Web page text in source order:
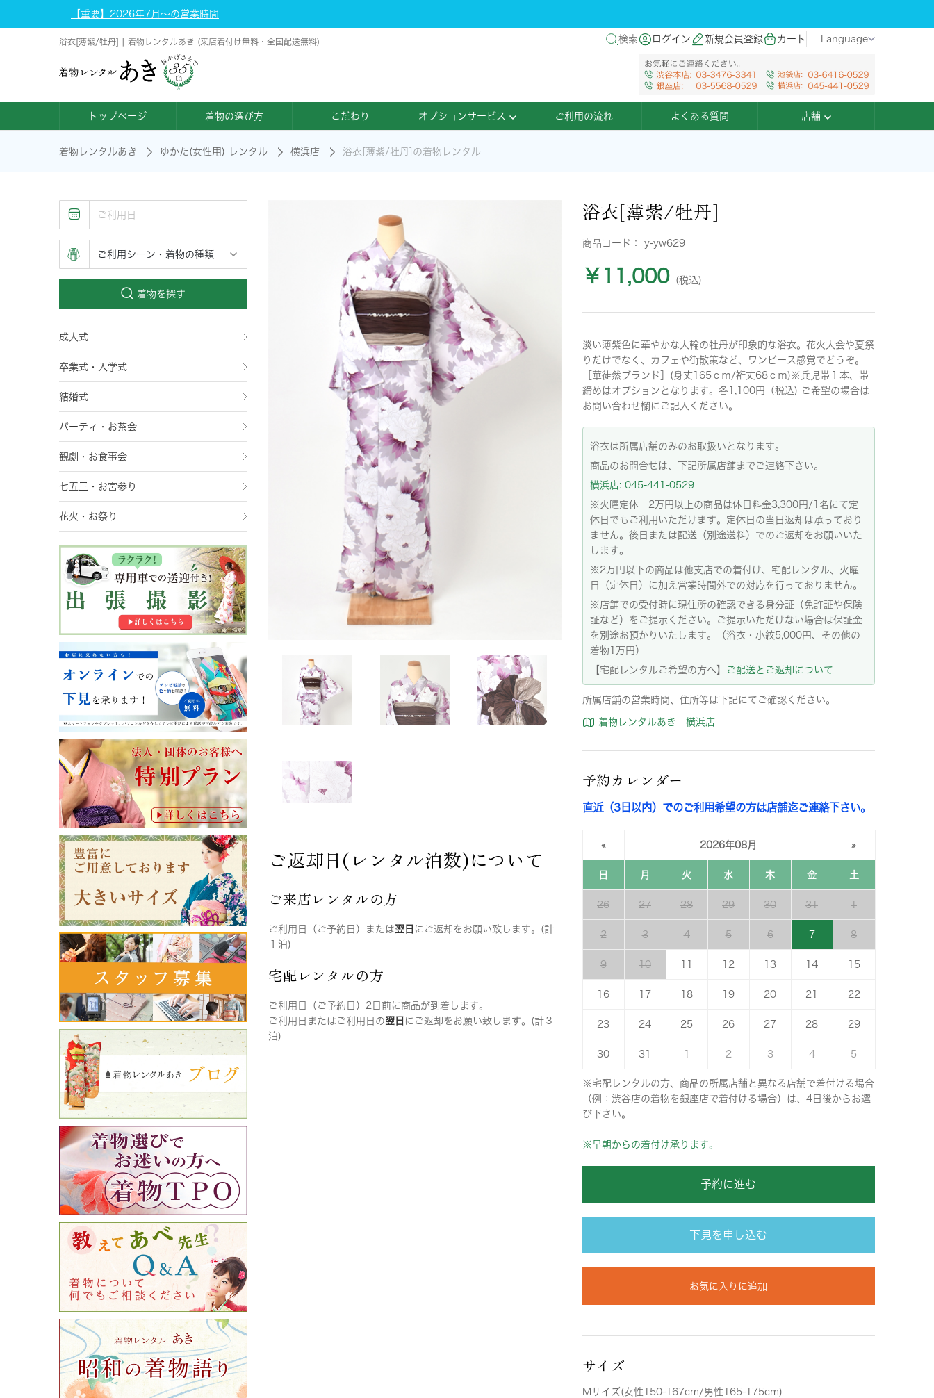
【重要】2026年7月～の営業時間
浴衣[薄紫/牡丹] | 着物レンタルあき (来店着付け無料・全国配送無料) 検索 ログイン 新規会員登録 カート Language
トップページ 着物の選び方 こだわり オプションサービス ご利用の流れ よくある質問 店舗
着物レンタルあき ゆかた(女性用) レンタル 横浜店 浴衣[薄紫/牡丹]の着物レンタル
着物を探す
成人式
卒業式・入学式
結婚式
パーティ・お茶会
観劇・お食事会
七五三・お宮参り
花火・お祭り
ご返却日(レンタル泊数)について
ご来店レンタルの方
ご利用日（ご予約日）または翌日 にご返却をお願い致します。(計
１泊)
宅配レンタルの方
ご利用日（ご予約日）2日前に商品が到着します。
ご利用日またはご利用日の翌日 にご返却をお願い致します。(計３
泊)
浴衣[薄紫/牡丹]
商品コード： y-yw629
￥11,000 (税込)
淡い薄紫色に華やかな大輪の牡丹が印象的な浴衣。花火大会や夏祭
りだけでなく、カフェや街散策など、ワンピース感覚でどうぞ。
［華徒然ブランド］(身丈165ｃｍ/裄丈68ｃｍ)※兵児帯１本、帯
締めはオプションとなります。各1,100円（税込) ご希望の場合は
お問い合わせ欄にご記入ください。
浴衣は所属店舗のみのお取扱いとなります。
商品のお問合せは、下記所属店舗までご連絡下さい。
横浜店: 045-441-0529
※火曜定休 2万円以上の商品は休日料金3,300円/1名にて定
休日でもご利用いただけます。定休日の当日返却は承っており
ません。後日または配送（別途送料）でのご返却をお願いいた
します。
※2万円以下の商品は他支店での着付け、宅配レンタル、火曜
日（定休日）に加え営業時間外での対応を行っておりません。
※店舗での受付時に現住所の確認できる身分証（免許証や保険
証など）をご提示ください。ご提示いただけない場合は保証金
を別途お預かりいたします。（浴衣・小紋5,000円、その他の
着物1万円）
【宅配レンタルご希望の方へ】
ご配送とご返却について
所属店舗の営業時間、住所等は下記にてご確認ください。
着物レンタルあき 横浜店
予約カレンダー
直近（3日以内）でのご利用希望の方は店舗迄ご連絡下さい。
« 2026年08月 »
日 月 火 水 木 金 土
26 27 28 29 30 31 1
2 3 4 5 6 7 8
9 10 12 13 14 15
16 17 18 19 20 21 22
23 24 25 26 27 28 29
30 31 2 3 4 5
※宅配レンタルの方、商品の所属店舗と異なる店舗で着付ける場合
（例：渋谷店の着物を銀座店で着付ける場合）は、4日後からお選
び下さい。
※早朝からの着付け承ります。
予約に進む
下見を申し込む
お気に入りに追加
サイズ
Mサイズ(女性150-167cm/男性165-175cm)